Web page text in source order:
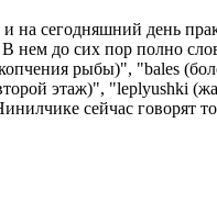
на сегодняшний день
нем до сих пор полно
рыбы)", "bales
этаж)", "leplyushki
сейчас говорят